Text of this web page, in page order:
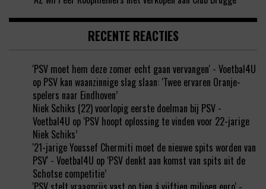
RECENTE REACTIES
'PSV moet hem deze zomer echt gaan vervangen' - Voetbal4U
op PSV kan waanzinnige slag slaan: ‘Twee ervaren Oranje-
spelers naar Eindhoven’
Niek Schiks (22) voorlopig eerste doelman bij PSV -
Voetbal4U op ‘PSV hoopt oplossing te vinden voor 22-jarige
Niek Schiks’
'21-jarige Youssef Chermiti moet de nieuwe spits worden van
PSV' - Voetbal4U op ‘PSV denkt aan komst van spits uit de
Schotse competitie’